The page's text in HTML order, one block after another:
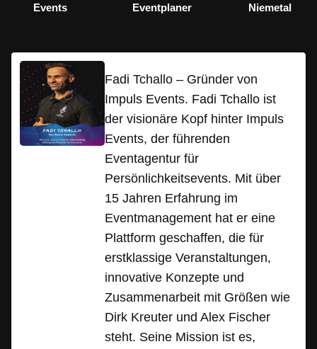
Events
Eventplaner
Niemetal
Fadi Tchallo – Gründer von
Impuls Events. Fadi Tchallo ist
der visionäre Kopf hinter Impuls
Events, der führenden
Eventagentur für
Persönlichkeitsevents. Mit über
15 Jahren Erfahrung im
Eventmanagement hat er eine
Plattform geschaffen, die für
erstklassige Veranstaltungen,
innovative Konzepte und
Zusammenarbeit mit Größen wie
Dirk Kreuter und Alex Fischer
steht. Seine Mission ist es,